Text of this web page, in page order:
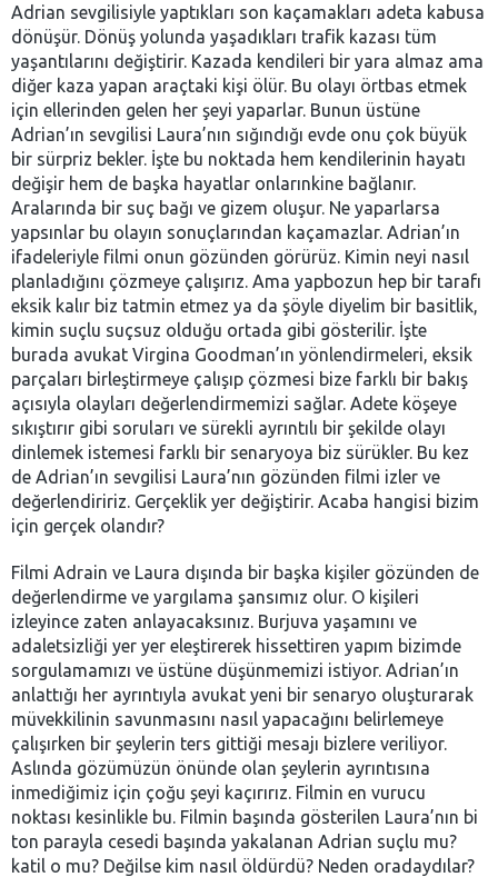
Adrian sevgilisiyle yaptıkları son kaçamakları adeta kabusa
dönüşür. Dönüş yolunda yaşadıkları trafik kazası tüm
yaşantılarını değiştirir. Kazada kendileri bir yara almaz ama
diğer kaza yapan araçtaki kişi ölür. Bu olayı örtbas etmek
için ellerinden gelen her şeyi yaparlar. Bunun üstüne
Adrian’ın sevgilisi Laura’nın sığındığı evde onu çok büyük
bir sürpriz bekler. İşte bu noktada hem kendilerinin hayatı
değişir hem de başka hayatlar onlarınkine bağlanır.
Aralarında bir suç bağı ve gizem oluşur. Ne yaparlarsa
yapsınlar bu olayın sonuçlarından kaçamazlar. Adrian’ın
ifadeleriyle filmi onun gözünden görürüz. Kimin neyi nasıl
planladığını çözmeye çalışırız. Ama yapbozun hep bir tarafı
eksik kalır biz tatmin etmez ya da şöyle diyelim bir basitlik,
kimin suçlu suçsuz olduğu ortada gibi gösterilir. İşte
burada avukat Virgina Goodman’ın yönlendirmeleri, eksik
parçaları birleştirmeye çalışıp çözmesi bize farklı bir bakış
açısıyla olayları değerlendirmemizi sağlar. Adete köşeye
sıkıştırır gibi soruları ve sürekli ayrıntılı bir şekilde olayı
dinlemek istemesi farklı bir senaryoya biz sürükler. Bu kez
de Adrian’ın sevgilisi Laura’nın gözünden filmi izler ve
değerlendiririz. Gerçeklik yer değiştirir. Acaba hangisi bizim
için gerçek olandır?
Filmi Adrain ve Laura dışında bir başka kişiler gözünden de
değerlendirme ve yargılama şansımız olur. O kişileri
izleyince zaten anlayacaksınız. Burjuva yaşamını ve
adaletsizliği yer yer eleştirerek hissettiren yapım bizimde
sorgulamamızı ve üstüne düşünmemizi istiyor. Adrian’ın
anlattığı her ayrıntıyla avukat yeni bir senaryo oluşturarak
müvekkilinin savunmasını nasıl yapacağını belirlemeye
çalışırken bir şeylerin ters gittiği mesajı bizlere veriliyor.
Aslında gözümüzün önünde olan şeylerin ayrıntısına
inmediğimiz için çoğu şeyi kaçırırız. Filmin en vurucu
noktası kesinlikle bu. Filmin başında gösterilen Laura’nın bi
ton parayla cesedi başında yakalanan Adrian suçlu mu?
katil o mu? Değilse kim nasıl öldürdü? Neden oradaydılar?